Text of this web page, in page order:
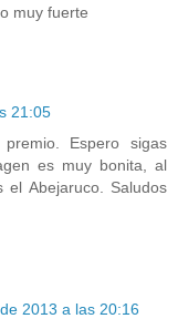
muy fuerte
21:05
Espero sigas
es muy bonita, al
Abejaruco. Saludos
2013 a las 20:16